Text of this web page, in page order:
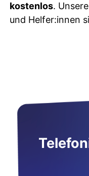
kostenlos.
und Helfer:innen